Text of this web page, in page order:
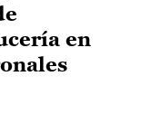
en